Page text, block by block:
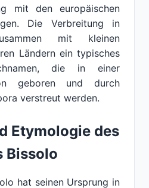
mit den europäischen
Die Verbreitung in
mit kleinen
Ländern ein typisches
die in einer
geboren und durch
verstreut werden.
Etymologie des
Bissolo
hat seinen Ursprung in